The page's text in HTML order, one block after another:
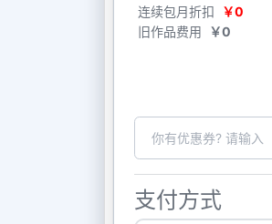
连续包月折扣
￥0
旧作品费用
￥0
支付方式